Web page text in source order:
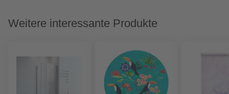
Weitere interessante Produkte